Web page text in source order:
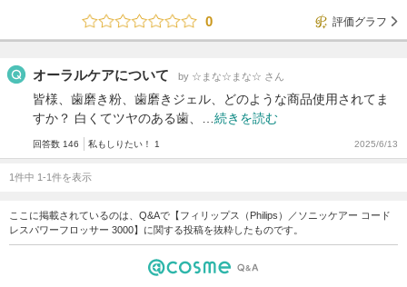
0
評価グラフ
オーラルケアについて by ☆まな☆まな☆ さん
皆様、歯磨き粉、歯磨きジェル、どのような商品使用されてま
すか？ 白くてツヤのある歯、… 続きを読む
回答数 146 私もしりたい！ 1 2025/6/13
1件中 1-1件を表示
ここに掲載されているのは、Q&Aで【フィリップス（Philips）／ソニッケアー コード
レスパワーフロッサー 3000】に関する投稿を抜粋したものです。